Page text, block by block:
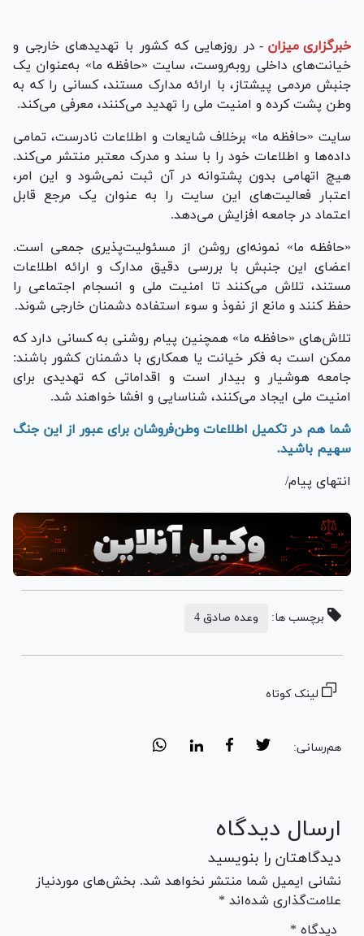
خبرگزاری میزان - در روز‌هایی که کشور با تهدید‌های خارجی و
خیانت‌های داخلی روبه‌روست، سایت «حافظه ما» به‌عنوان یک
جنبش مردمی پیشتاز، با ارائه مدارک مستند، کسانی را که به
وطن پشت کرده و امنیت ملی را تهدید می‌کنند، معرفی می‌کند.
سایت «حافظه ما» برخلاف شایعات و اطلاعات نادرست، تمامی
داده‌ها و اطلاعات خود را با سند و مدرک معتبر منتشر می‌کند.
هیچ اتهامی بدون پشتوانه در آن ثبت نمی‌شود و این امر،
اعتبار فعالیت‌های این سایت را به عنوان یک مرجع قابل
اعتماد در جامعه افزایش می‌دهد.
«حافظه ما» نمونه‌ای روشن از مسئولیت‌پذیری جمعی است.
اعضای این جنبش با بررسی دقیق مدارک و ارائه اطلاعات
مستند، تلاش می‌کنند تا امنیت ملی و انسجام اجتماعی را
حفظ کنند و مانع از نفوذ و سوء استفاده دشمنان خارجی شوند.
تلاش‌های «حافظه ما» همچنین پیام روشنی به کسانی دارد که
ممکن است به فکر خیانت یا همکاری با دشمنان کشور باشند:
جامعه هوشیار و بیدار است و اقداماتی که تهدیدی برای
امنیت ملی ایجاد می‌کنند، شناسایی و افشا خواهند شد.
شما هم در تکمیل اطلاعات وطن‌فروشان برای عبور از این جنگ
سهیم باشید.
انتهای پیام/
برچسب ها: وعده صادق 4
لینک کوتاه
هم‌رسانی:
ارسال دیدگاه
دیدگاهتان را بنویسید
نشانی ایمیل شما منتشر نخواهد شد. بخش‌های موردنیاز
علامت‌گذاری شده‌اند *
* دیدگاه